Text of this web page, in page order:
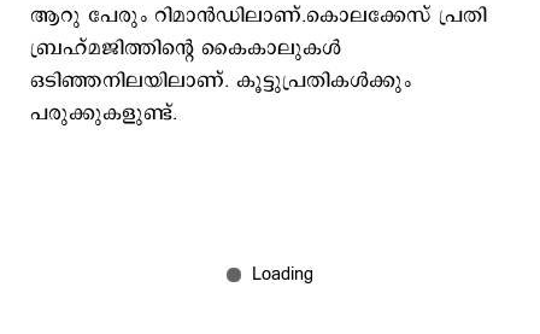
ആറു പേരും റിമാന്‍ഡിലാണ്.കൊലക്കേസ് പ്രതി
ബ്രഹ്മജിത്തിന്‍റെ കൈകാലുകള്‍
ഒടിഞ്ഞനിലയിലാണ്. കൂട്ടുപ്രതികള്‍ക്കും
പരുക്കുകളുണ്ട്.